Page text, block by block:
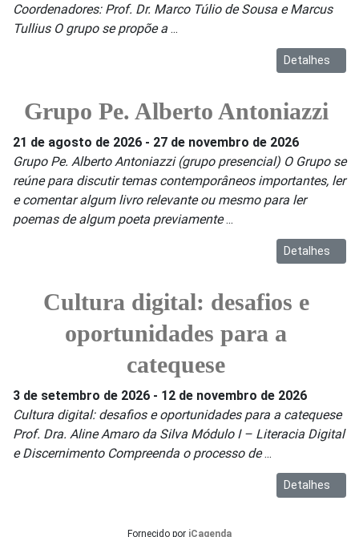
Coordenadores: Prof. Dr. Marco Túlio de Sousa e Marcus
Tullius O grupo se propõe a ...
Detalhes
Grupo Pe. Alberto Antoniazzi
21 de agosto de 2026 - 27 de novembro de 2026
Grupo Pe. Alberto Antoniazzi (grupo presencial) O Grupo se
reúne para discutir temas contemporâneos importantes, ler
e comentar algum livro relevante ou mesmo para ler
poemas de algum poeta previamente...
Detalhes
Cultura digital: desafios e
oportunidades para a
catequese
3 de setembro de 2026 - 12 de novembro de 2026
Cultura digital: desafios e oportunidades para a catequese
Prof. Dra. Aline Amaro da Silva Módulo I – Literacia Digital
e Discernimento Compreenda o processo de...
Detalhes
Fornecido por iCagenda